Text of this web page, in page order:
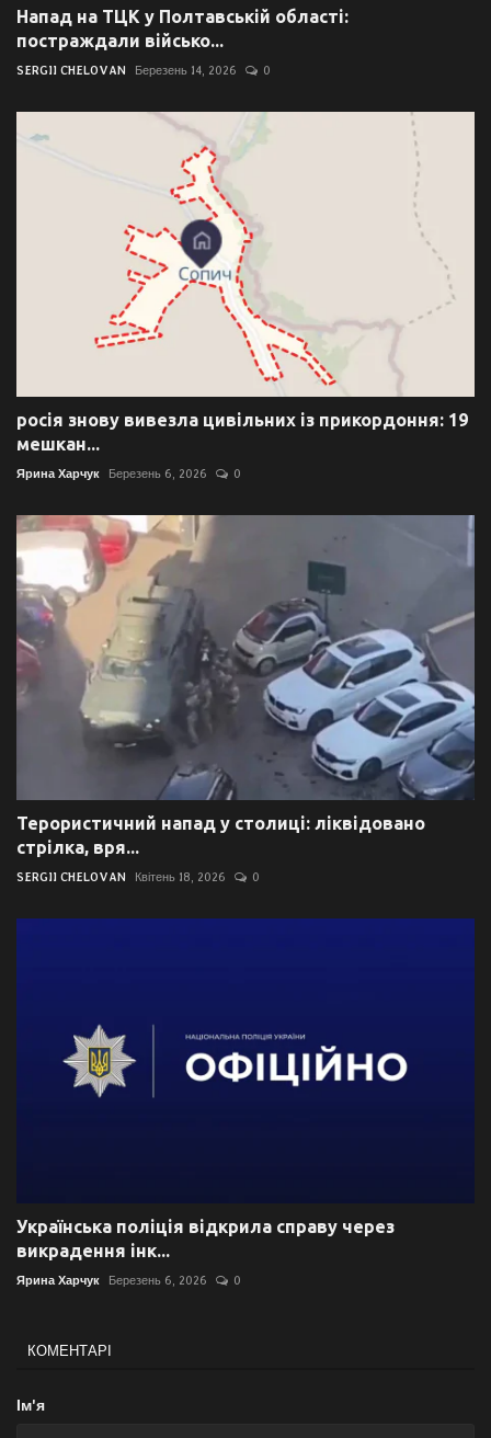
Напад на ТЦК у Полтавській області:
постраждали військо...
SERGII CHELOVAN Березень 14, 2026 0
росія знову вивезла цивільних із прикордоння: 19
мешкан...
Ярина Харчук Березень 6, 2026 0
Терористичний напад у столиці: ліквідовано
стрілка, вря...
SERGII CHELOVAN Квітень 18, 2026 0
Українська поліція відкрила справу через
викрадення інк...
Ярина Харчук Березень 6, 2026 0
КОМЕНТАРІ
Ім'я